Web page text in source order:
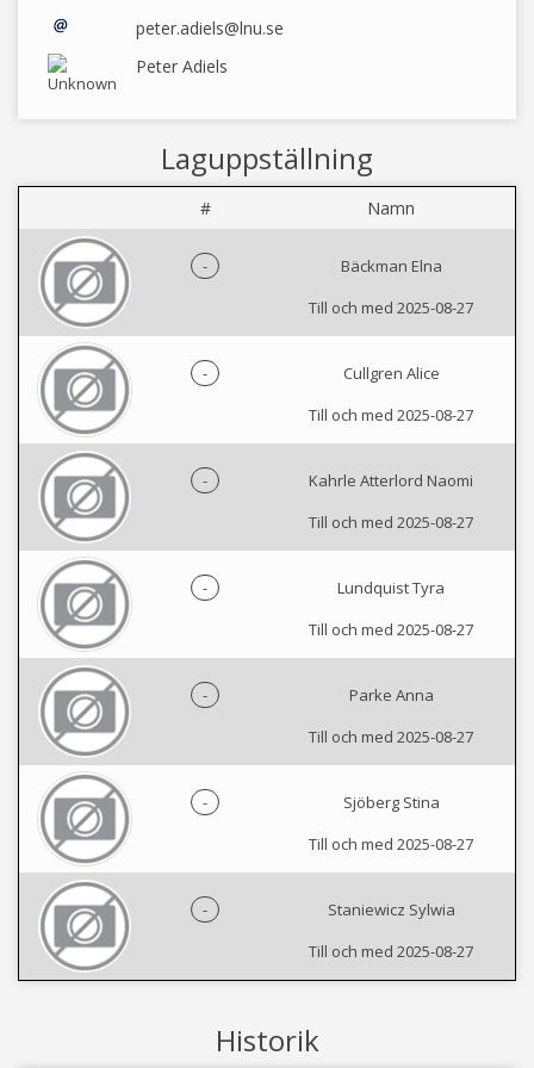
peter.adiels@lnu.se
Peter Adiels
Laguppställning
# Namn
-
Bäckman Elna
Till och med 2025-08-27
-
Cullgren Alice
Till och med 2025-08-27
-
Kahrle Atterlord Naomi
Till och med 2025-08-27
-
Lundquist Tyra
Till och med 2025-08-27
-
Parke Anna
Till och med 2025-08-27
-
Sjöberg Stina
Till och med 2025-08-27
-
Staniewicz Sylwia
Till och med 2025-08-27
Historik